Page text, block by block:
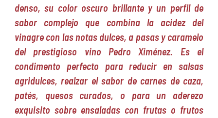
denso, su color oscuro brillante y un perfil de
sabor complejo que combina la acidez del
vinagre con las notas dulces, a pasas y caramelo
del prestigioso vino Pedro Ximénez. Es el
condimento perfecto para reducir en salsas
agridulces, realzar el sabor de carnes de caza,
patés, quesos curados, o para un aderezo
exquisito sobre ensaladas con frutas o frutos